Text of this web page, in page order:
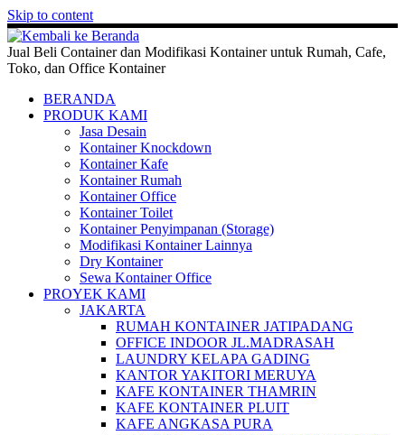
Skip to content
Jual Beli Container dan Modifikasi Kontainer untuk Rumah, Cafe,
Toko, dan Office Kontainer
BERANDA
PRODUK KAMI
Jasa Desain
Kontainer Knockdown
Kontainer Kafe
Kontainer Rumah
Kontainer Office
Kontainer Toilet
Kontainer Penyimpanan (Storage)
Modifikasi Kontainer Lainnya
Dry Kontainer
Sewa Kontainer Office
PROYEK KAMI
JAKARTA
RUMAH KONTAINER JATIPADANG
OFFICE INDOOR JL.MADRASAH
LAUNDRY KELAPA GADING
KANTOR YAKITORI MERUYA
KAFE KONTAINER THAMRIN
KAFE KONTAINER PLUIT
KAFE ANGKASA PURA